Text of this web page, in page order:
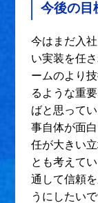
今後の目
今はまだ入
い実装を任
ームのより
るような重
ばと思って
事自体が面
任が大きい
とも考えて
通して信頼
うにしたいで